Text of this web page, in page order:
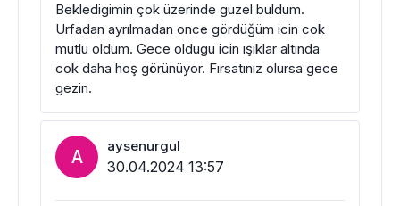
Bekledigimin çok üzerinde guzel buldum.
Urfadan ayrılmadan once gördüğüm icin cok
mutlu oldum. Gece oldugu icin ışıklar altında
cok daha hoş görünüyor. Fırsatınız olursa gece
gezin.
A aysenurgul
30.04.2024 13:57